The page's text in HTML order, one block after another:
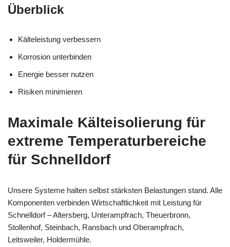
Überblick
Kälteleistung verbessern
Korrosion unterbinden
Energie besser nutzen
Risiken minimieren
Maximale Kälteisolierung für
extreme Temperaturbereiche
für Schnelldorf
Unsere Systeme halten selbst stärksten Belastungen stand. Alle
Komponenten verbinden Wirtschaftlichkeit mit Leistung für
Schnelldorf – Altersberg, Unterampfrach, Theuerbronn,
Stollenhof, Steinbach, Ransbach und Oberampfrach,
Leitsweiler, Holdermühle.